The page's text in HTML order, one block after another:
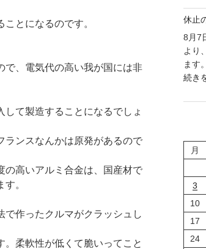
とになるのです。
で、電気代の高い我が国には非
て製造することになるでしょ
ランスなんかは原発があるので
の高いアルミ合金は、国産材で
。
で作ったクルマがクラッシュし
柔軟性が低くて脆いってこと
で
行
こ
う"
の
化
の
件
リ
ソ
ー
に
て"
の
休止
8月7
より
ます
"休
の
ら
せ"
続き
月
3
10
17
24